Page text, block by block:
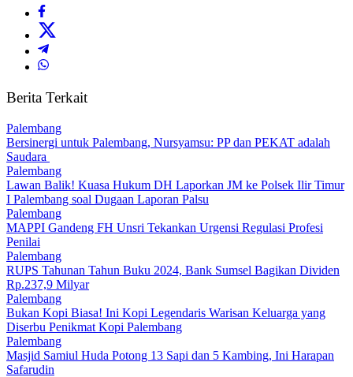
Berita Terkait
Palembang
Bersinergi untuk Palembang, Nursyamsu: PP dan PEKAT adalah
Saudara
Palembang
Lawan Balik! Kuasa Hukum DH Laporkan JM ke Polsek Ilir Timur
I Palembang soal Dugaan Laporan Palsu
Palembang
MAPPI Gandeng FH Unsri Tekankan Urgensi Regulasi Profesi
Penilai
Palembang
RUPS Tahunan Tahun Buku 2024, Bank Sumsel Bagikan Dividen
Rp.237,9 Milyar
Palembang
Bukan Kopi Biasa! Ini Kopi Legendaris Warisan Keluarga yang
Diserbu Penikmat Kopi Palembang
Palembang
Masjid Samiul Huda Potong 13 Sapi dan 5 Kambing, Ini Harapan
Safarudin